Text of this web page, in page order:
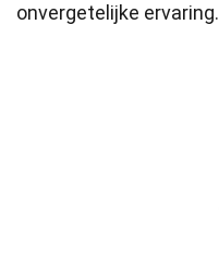
onvergetelijke ervaring.